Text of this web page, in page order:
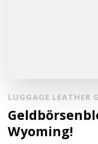
LUGGAGE LEATHER
Wyoming!